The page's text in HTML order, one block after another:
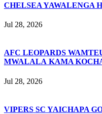
CHELSEA YAWALENGA
Jul 28, 2026
AFC LEOPARDS
MWALALA KAMA
Jul 28, 2026
VIPERS SC YAICHAPA